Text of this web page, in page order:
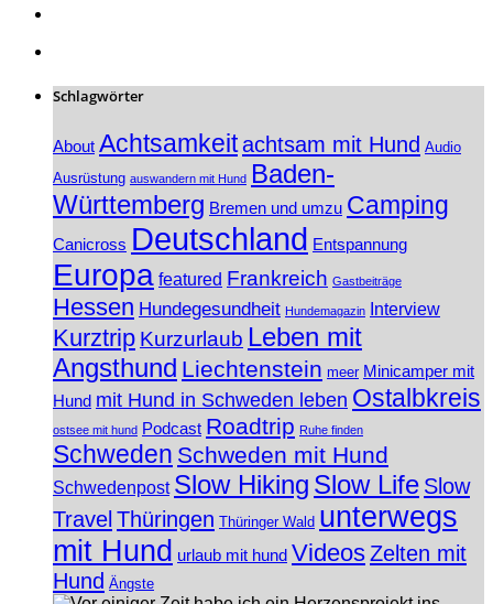
Schlagwörter
About Achtsamkeitachtsam mit Hund Audio
Ausrüstung auswandern mit Hund Baden-
Württemberg Bremen und umzu Camping
Canicross Deutschland Entspannung
Europa featured Frankreich Gastbeiträge
Hessen Hundegesundheit Hundemagazin Interview
Kurztrip Kurzurlaub Leben mit
Angsthund Liechtenstein meer Minicamper mit
Hund mit Hund in Schweden leben Ostalbkreis
ostsee mit hund Podcast Roadtrip Ruhe finden
Schweden Schweden mit Hund
Schwedenpost Slow Hiking Slow Life Slow
Travel Thüringen Thüringer Wald unterwegs
mit Hund urlaub mit hund VideosZelten mit
Hund Ängste